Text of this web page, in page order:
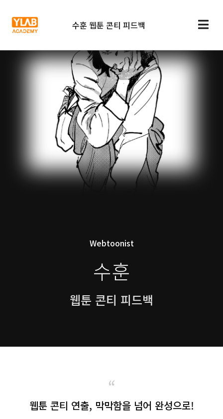
수훈 웹툰 콘티 피드백
Webtoonist
수훈
웹툰 콘티 피드백
“
웹툰 콘티 연출, 막막함을 넘어 완성으로!